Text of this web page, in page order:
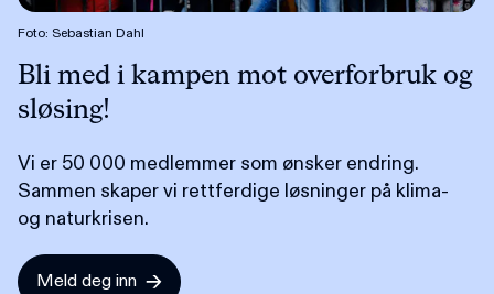
Foto: Sebastian Dahl
Bli med i kampen mot overforbruk og
sløsing!
Vi er 50 000 medlemmer som ønsker endring.
Sammen skaper vi rettferdige løsninger på klima-
og naturkrisen.
Meld deg inn